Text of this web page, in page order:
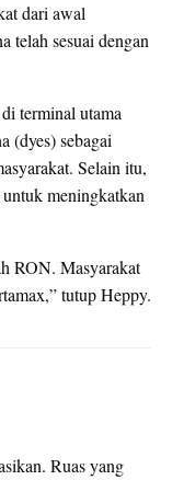
dari awal
telah sesuai dengan
terminal utama
(dyes) sebagai
Selain itu,
meningkatkan
RON. Masyarakat
tutup Heppy.
Ruas yang